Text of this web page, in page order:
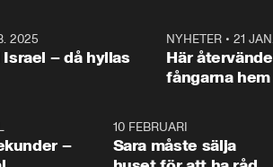
2025
– då hyllas
NYHETER •21
Här
fångarna hem
–
10 FEBRUARI
Sara måste sälja